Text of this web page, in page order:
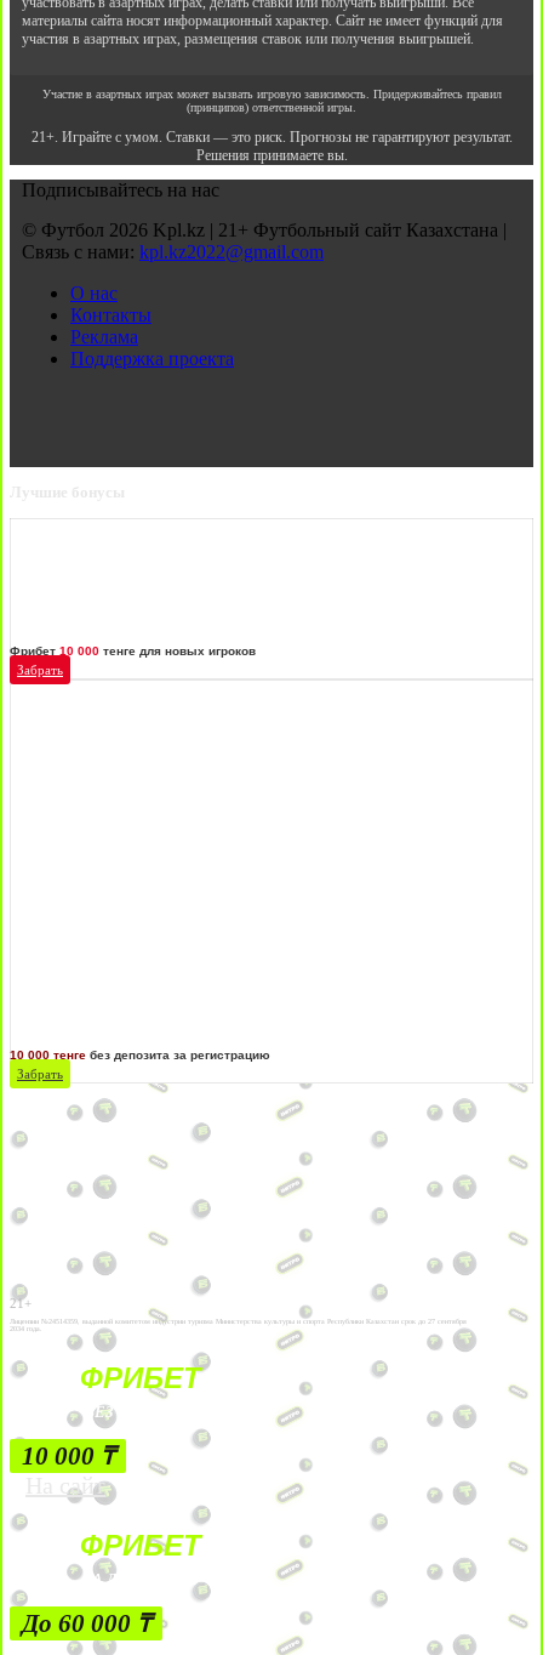
материалы сайта носят информационный характер. Сайт не имеет функций для
участия в азартных играх, размещения ставок или получения выигрышей.
Участие в азартных играх может вызвать игровую зависимость. Придерживайтесь правил
(принципов) ответственной игры.
21+. Играйте с умом. Ставки — это риск. Прогнозы не гарантируют результат.
Решения принимаете вы.
Подписывайтесь на нас
© Футбол 2026 Kpl.kz | 21+ Футбольный сайт Казахстана |
Связь с нами: kpl.kz2022@gmail.com
О нас
Контакты
Реклама
Поддержка проекта
Лучшие бонусы
Фрибет 10 000 тенге для новых игроков
Забрать
10 000 тенге без депозита за регистрацию
Забрать
21+
Лицензии №24514359, выданной комитетом индустрии туризма Министерства культуры и спорта Республики Казахстан срок до 27 сентября
2034 года.
ФРИБЕТ
БЕЗ УСЛОВИЙ
10 000 ₸
На сайт
ФРИБЕТ
ЗА ДЕПОЗИТЫ
До 60 000 ₸